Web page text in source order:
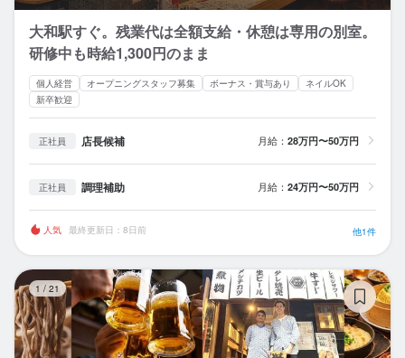
大和駅すぐ。残業代は全額支給・休憩は専用の別室。
研修中も時給1,300円のまま
個人経営 オープニングスタッフ募集 ボーナス・賞与あり
ネイルOK
新卒歓迎
正社員 店長候補 月給： 28万円〜50万円
正社員 調理補助 月給： 24万円〜50万円
人気 最終更新日：8日前 他1件
1 / 21